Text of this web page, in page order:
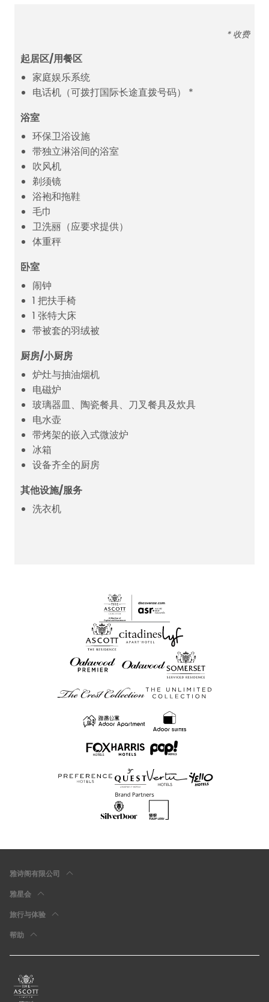
* 收费
起居区/用餐区
家庭娱乐系统
电话机（可拨打国际长途直拨号码） *
浴室
环保卫浴设施
带独立淋浴间的浴室
吹风机
剃须镜
浴袍和拖鞋
毛巾
卫洗丽（应要求提供）
体重秤
卧室
闹钟
1 把扶手椅
1 张特大床
带被套的羽绒被
厨房/小厨房
炉灶与抽油烟机
电磁炉
玻璃器皿、陶瓷餐具、刀叉餐具及炊具
电水壶
带烤架的嵌入式微波炉
冰箱
设备齐全的厨房
其他设施/服务
洗衣机
雅诗阁有限公司
雅星会
旅行与体验
帮助